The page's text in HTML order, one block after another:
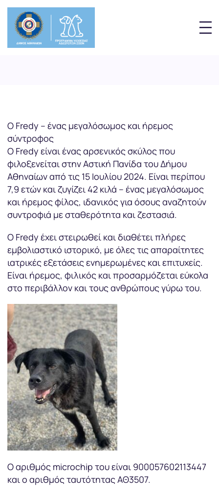
Ο Fredy – ένας μεγαλόσωμος και ήρεμος
σύντροφος
Ο Fredy είναι ένας αρσενικός σκύλος που
φιλοξενείται στην Αστική Πανίδα του Δήμου
Αθηναίων από τις 15 Ιουλίου 2024. Είναι περίπου
7,9 ετών και ζυγίζει 42 κιλά – ένας μεγαλόσωμος
και ήρεμος φίλος, ιδανικός για όσους αναζητούν
συντροφιά με σταθερότητα και ζεστασιά.
Ο Fredy έχει στειρωθεί και διαθέτει πλήρες
εμβολιαστικό ιστορικό, με όλες τις απαραίτητες
ιατρικές εξετάσεις ενημερωμένες και επιτυχείς.
Είναι ήρεμος, φιλικός και προσαρμόζεται εύκολα
στο περιβάλλον και τους ανθρώπους γύρω του.
Ο αριθμός microchip του είναι 900057602113447
και ο αριθμός ταυτότητας ΑΘ3507.